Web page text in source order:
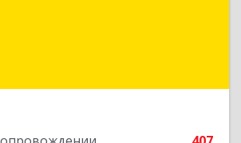
обл, Смоленск г, Ново-